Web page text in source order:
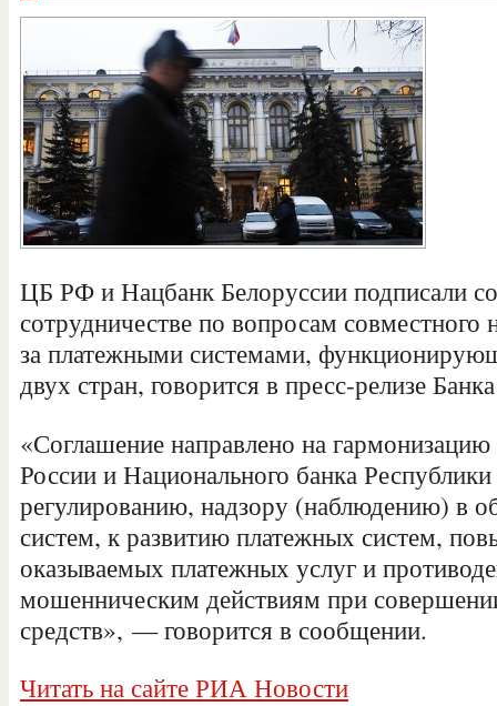
ЦБ РФ и Нацбанк Белоруссии подписали
сотрудничестве по вопросам совместного
за платежными системами,
двух стран, говорится в пресс-релизе
«Соглашение направлено на
России и Национального банка
регулированию, надзору (наблюдению) в
систем, к развитию платежных систем,
оказываемых платежных услуг и
мошенническим действиям при
средств», — говорится в сообщении.
Читать на сайте РИА Новости